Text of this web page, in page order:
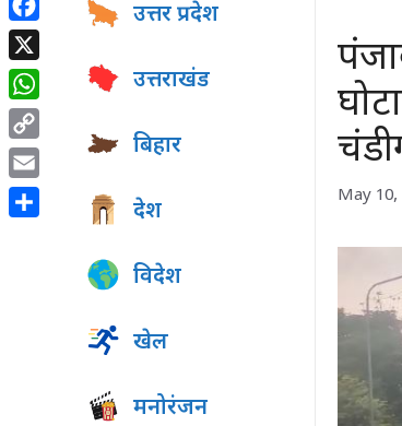
May 10,
उत्तर प्रदेश
उत्तराखंड
बिहार
देश
विदेश
खेल
मनोरंजन
Facebook
X
WhatsApp
Copy
Link
Email